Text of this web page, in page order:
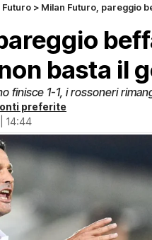
Futuro > Milan Futuro, pareggio beffardo
basta il
finisce 1-1, i rossoneri
preferite
14:44